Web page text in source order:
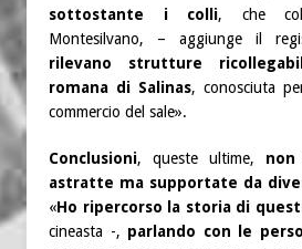
sottostante i colli, che
Montesilvano, – aggiunge il
rilevano strutture
romana di Salinas, conosciuta
commercio del sale».
Conclusioni, queste ultime,
astratte ma supportate da
«Ho ripercorso la storia di
cineasta -, parlando con le